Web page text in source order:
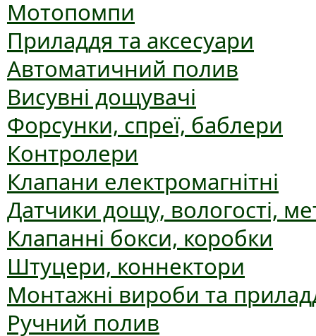
Мотопомпи
Приладдя та аксесуари
Автоматичний полив
Висувні дощувачі
Форсунки, спреї, баблери
Контролери
Клапани електромагнітні
Датчики дощу, вологості,
Клапанні бокси, коробки
Штуцери, коннектори
Монтажні вироби та
Ручний полив